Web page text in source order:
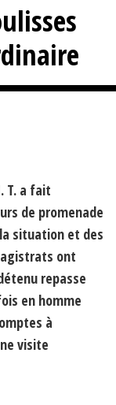
T. a fait
de promenade
situation et des
ont
repasse
en homme
à
visite